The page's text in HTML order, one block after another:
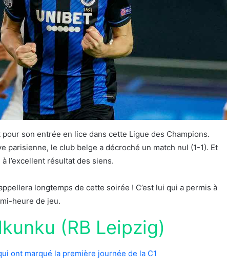
son entrée en lice dans cette Ligue des Champions.
parisienne, le club belge a décroché un match nul (1-1). Et
l’excellent résultat des siens.
longtemps de cette soirée ! C’est lui qui a permis à
heure de jeu.
(RB Leipzig)